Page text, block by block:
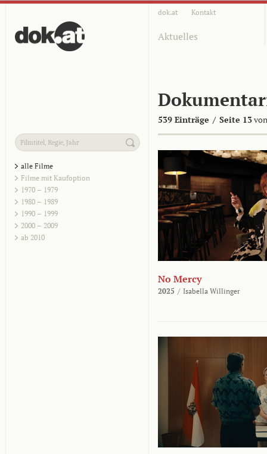
dok.at Kontakt
Aktuelles
539 Einträge / Seite 13
alle Filme
Filme mit Kaufoption
1970 – 1979
1980 – 1989
1990 – 1999
2000 – 2009
ab 2010
No Mercy
2025 / Isabella Willinger